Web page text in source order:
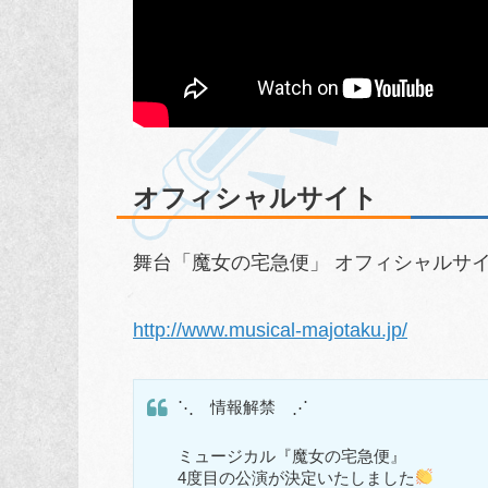
オフィシャルサイト
舞台「魔女の宅急便」 オフィシャルサ
http://www.musical-majotaku.jp/
⋱ 情報解禁 ⋰
ミュージカル『魔女の宅急便』
4度目の公演が決定いたしました